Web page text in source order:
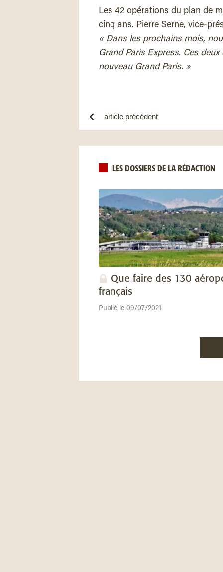
Les 42 opérations du plan de
cinq ans. Pierre Serne, vice-
« Dans les prochains mois,
Grand Paris Express. Ces
nouveau Grand Paris. »
article précédent
LES DOSSIERS DE LA RÉDACTION
Que faire des 130
français
Publié le 09/07/2021